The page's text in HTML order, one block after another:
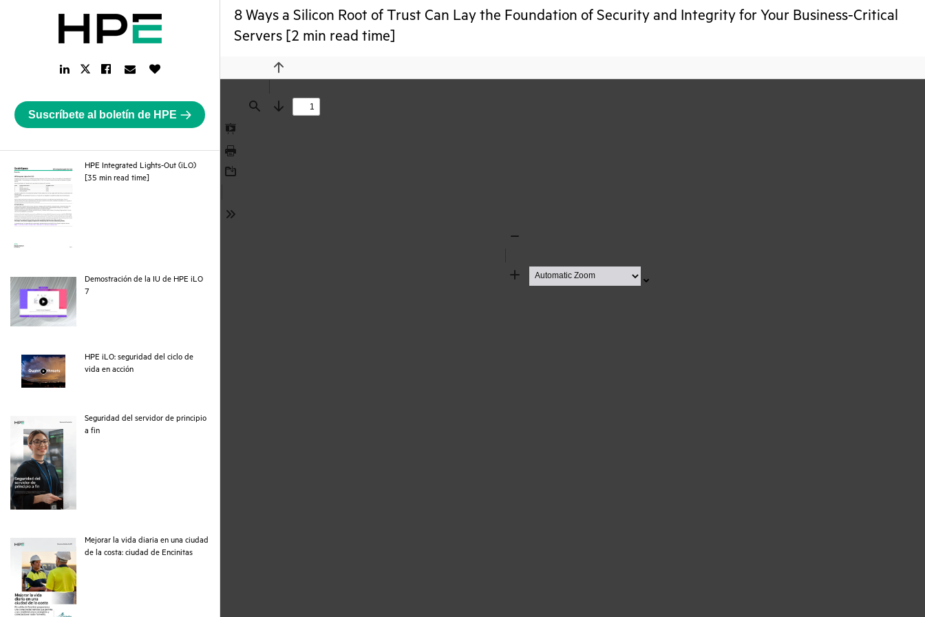
Find
Previous
Next
Presentation
Mode
Print
8 Ways a Silicon Root of Trust Can Lay the Foundation of Security and Integrity for Your Business-Critical
Servers [2 min read time]
LinkedIn
Link
TwitterFacebook
Link
Email
Link
Suscríbete al boletín de HPE
HPE Integrated Lights-Out (iLO)
[35 min read time]
Demostración de la IU de HPE iLO
7
HPE iLO: seguridad del ciclo de
vida en acciónwebpage
Seguridad del servidor de principio
a finpdf
Mejorar la vida diaria en una ciudad
de la costa: ciudad de Encinitaspdf